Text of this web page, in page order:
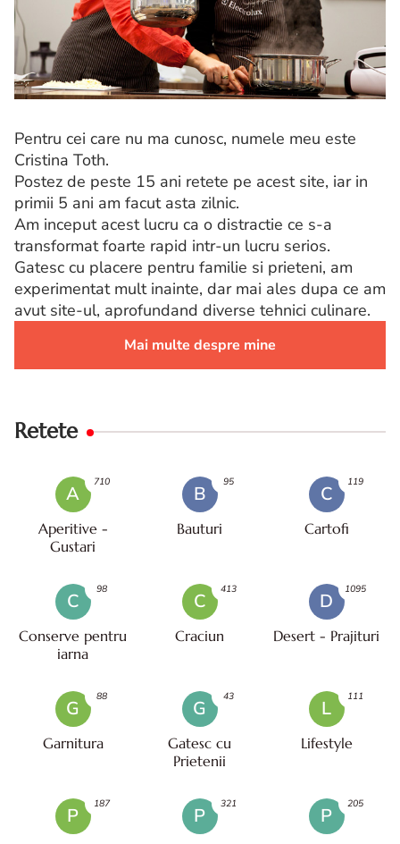
Pentru cei care nu ma cunosc, numele meu este
Cristina Toth.
Postez de peste 15 ani retete pe acest site, iar in
primii 5 ani am facut asta zilnic.
Am inceput acest lucru ca o distractie ce s-a
transformat foarte rapid intr-un lucru serios.
Gatesc cu placere pentru familie si prieteni, am
experimentat mult inainte, dar mai ales dupa ce am
avut site-ul, aprofundand diverse tehnici culinare.
Mai multe despre mine
Retete
A
Aperitive -
Gustari
710
B
Bauturi
95
C
Cartofi
119
C
Conserve pentru
iarna
98
C
Craciun
413
D
Desert - Prajituri
1095
G
Garnitura
88
G
Gatesc cu
Prietenii
43
L
Lifestyle
111
P
187
P
321
P
205